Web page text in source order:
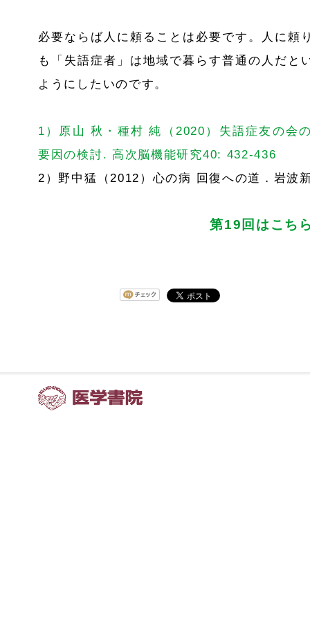
必要ならば人に頼ることは必要です。人に頼
も「失語症者」は地域で暮らす普通の人だと
ようにしたいのです。
1 ）原山 秋・種村 純（ 2020 ）失語症友の会
要因の検討. 高次脳機能研究40: 432-436
2 ）野中猛（2012 ）心の病 回復への道．岩波
第19 回はこち